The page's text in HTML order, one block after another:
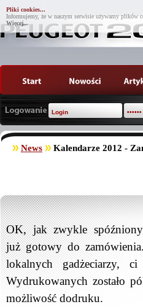
Pliki cookies...
Informujemy, że w naszym serwisie używamy plików
Więcej...
News Kalendarze 2012 -
OK, jak zwykle
już gotowy do
lokalnych gadżeciarzy,
Wydrukowanych zostało
możliwość dodruku.